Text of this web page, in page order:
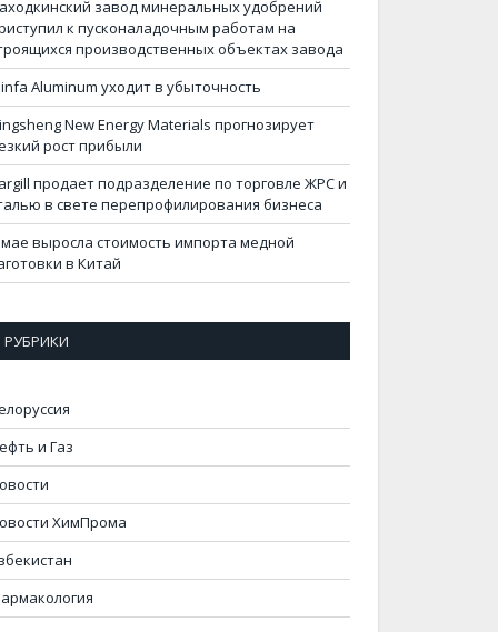
завод минеральных удобрений
к пусконаладочным работам на
производственных объектах завода
Aluminum уходит в убыточность
New Energy Materials прогнозирует
рост прибыли
продает подразделение по торговле ЖРС и
в свете перепрофилирования бизнеса
выросла стоимость импорта медной
в Китай
РУБРИКИ
и Газ
ХимПрома